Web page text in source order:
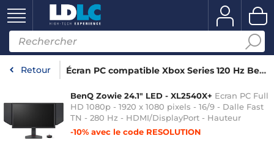
Retour Écran PC compatible Xbox Series 120 Hz BenQ Zowie
BenQ Zowie 24.1" LED - XL2540X+ Ecran PC Full
HD 1080p - 1920 x 1080 pixels - 16/9 - Dalle Fast
TN - 280 Hz - HDMI/DisplayPort - Hauteur
ajustable - S-Switch/Bouclier - Noir
-10% avec le code RESOLUTION